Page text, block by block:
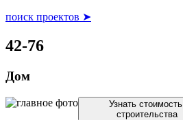
поиск проектов ➤
42-76
Дом
Узнать стоимость
строительства